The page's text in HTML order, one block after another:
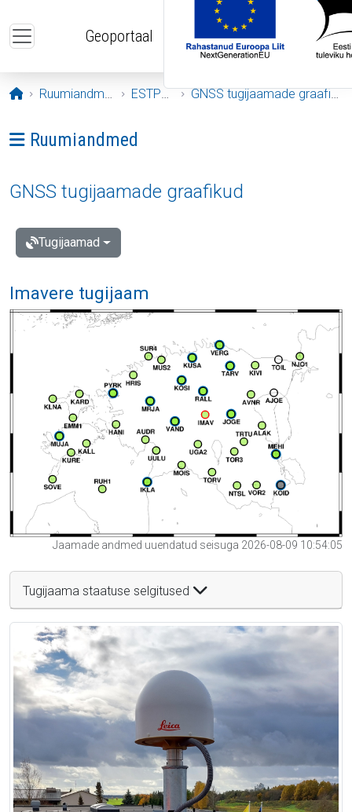
Geoportaal
Avaleht
Ruumiandmed ESTPOS GNSS tugijaamade graafikud
Ava menüü: Ruumiandmed
Ruumiandmed
GNSS tugijaamade graafikud
Tugijaamad
Imavere tugijaam
Jaamade andmed uuendatud seisuga 2026-08-09 10:54:05
Tugijaama staatuse selgitused